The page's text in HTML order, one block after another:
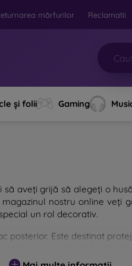
mărfurilor Reclamatii
și folii Gaming
aveți grijă să alegeți o
nostru online veți
un rol decorativ.
posterior. Este destinat